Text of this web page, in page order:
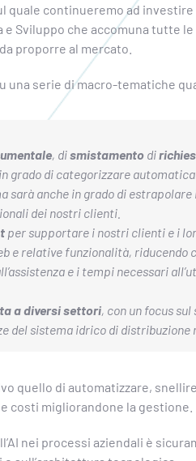
quale continueremo ad
e Sviluppo che accomuna tutte
proporre al mercato.
una serie di macro-tematiche
, dismistamentodi
grado di categorizzare
sarà anche in grado di
dei nostri clienti.
per supportare i nostri clienti e i
e relative funzionalità, riducendo
e i tempi necessari
a diversi settori, con un focus
del sistema idrico di distribuzione
quello di automatizzare,
costi migliorandone la gestione.
nei processi aziendali è